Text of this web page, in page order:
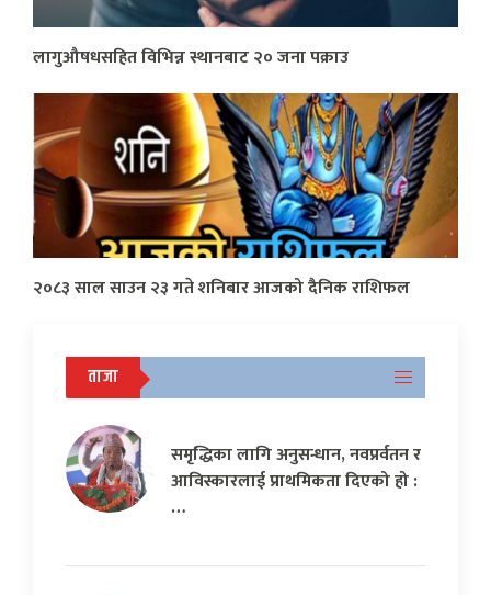
लागुऔषधसहित विभिन्न स्थानबाट २० जना पक्राउ
२०८३ साल साउन २३ गते शनिबार आजको दैनिक राशिफल
ताजा
समृद्धिका लागि अनुसन्धान, नवप्रर्वतन र
आविस्कारलाई प्राथमिकता दिएको हो :
…